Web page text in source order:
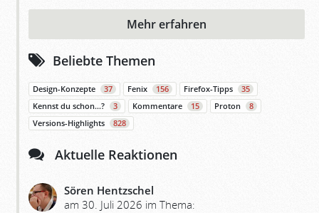
Mehr erfahren
Beliebte Themen
Design-Konzepte 37 Fenix 156 Firefox-Tipps
35
Kennst du schon…?
3 Kommentare 15 Proton
8
Versions-Highlights
828
Aktuelle Reaktionen
Sören Hentzschel
am 30. Juli 2026 im Thema: